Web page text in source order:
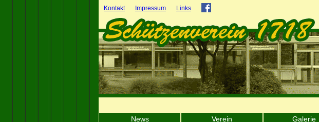
Kontakt Impressum Links
News Verein Galerie